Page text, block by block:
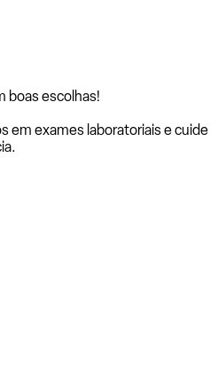
boas escolhas!
em exames laboratoriais e cuide